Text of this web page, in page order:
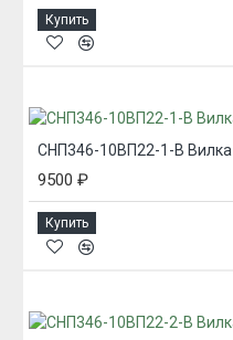
Купить
СНП346-10ВП22-1-В Вилка
9500 ₽
Купить